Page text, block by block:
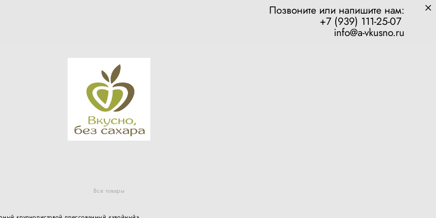
Позвоните или напишите нам:
+7 (939) 111-25-07
info@a-vkusno.ru
Все товары